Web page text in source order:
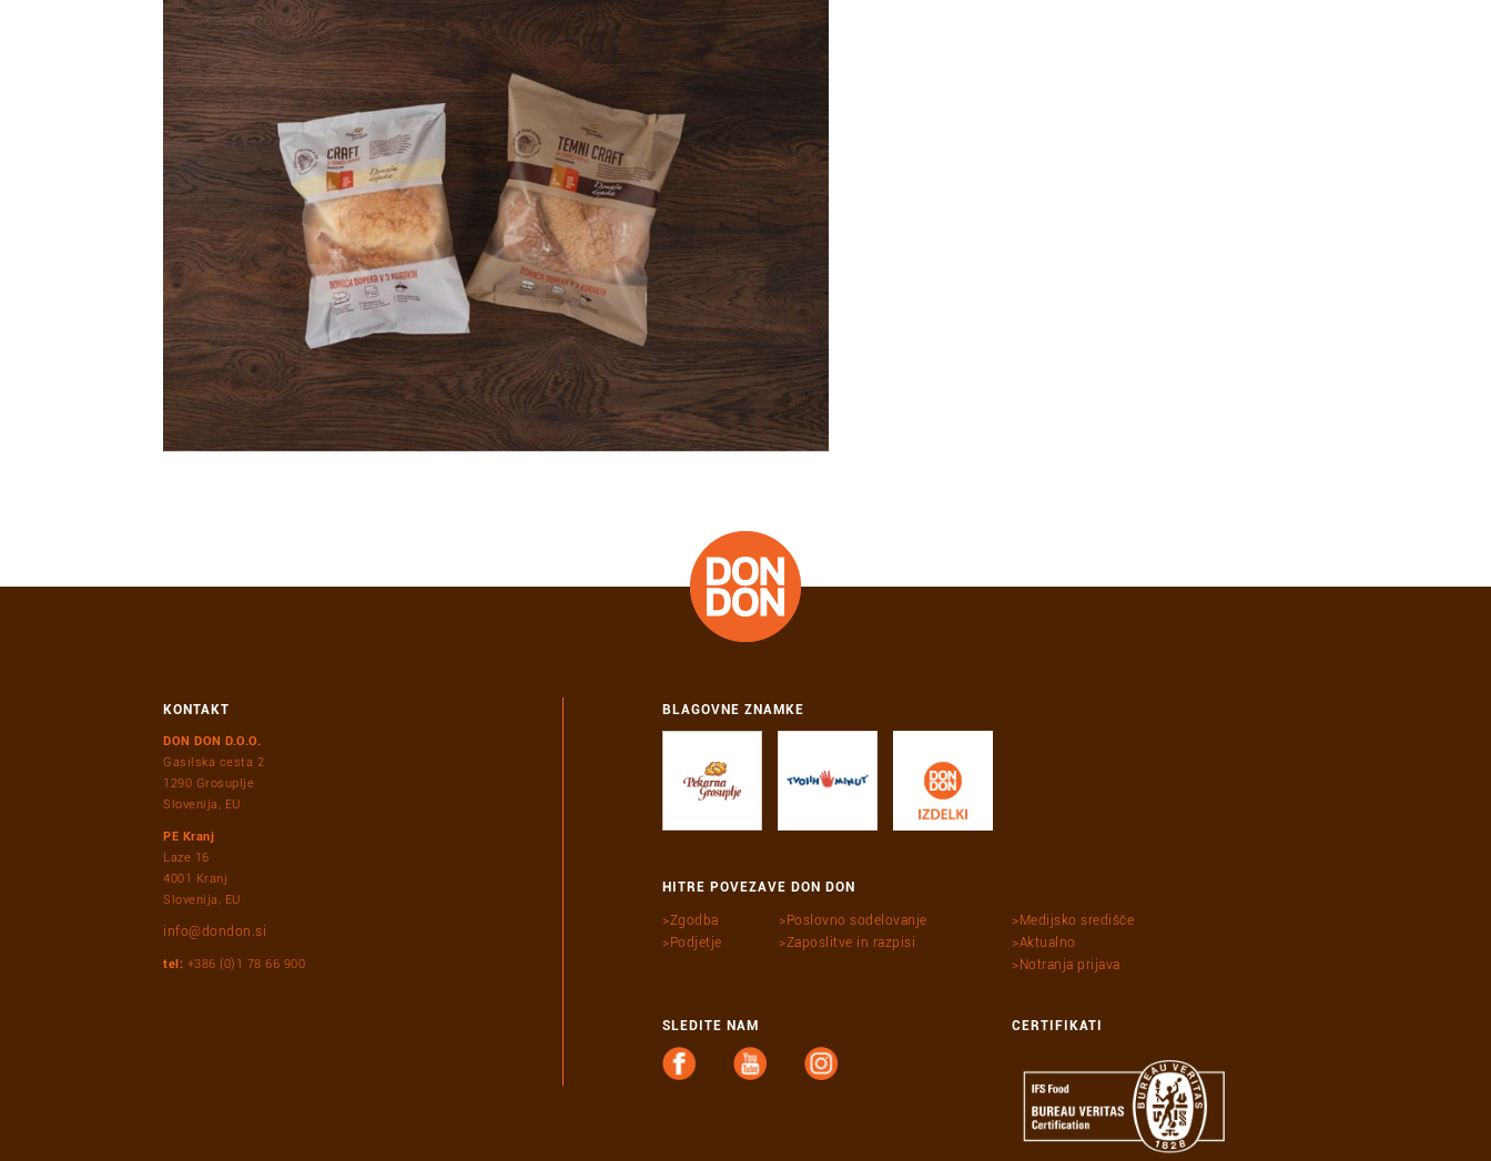
KONTAKT
DON DON D.O.O.
Gasilska cesta 2
1290 Grosuplje
Slovenija, EU
PE Kranj
Laze 16
4001 Kranj
Slovenija, EU
info@dondon.si
tel: +386 (0)1 78 66 900
BLAGOVNE ZNAMKE
HITRE POVEZAVE DON DON
Zgodba
Podjetje
Poslovno sodelovanje
Zaposlitve in razpisi
Medijsko središče
Aktualno
Notranja prijava
SLEDITE NAM CERTIFIKATI